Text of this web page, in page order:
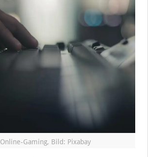
Online-Gaming, Bild: Pixabay